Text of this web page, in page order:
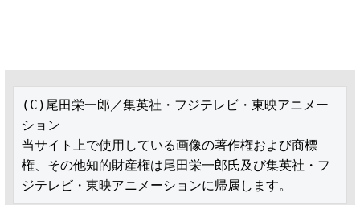
(C)尾田栄一郎／集英社・フジテレビ・東映アニメー
ション
当サイト上で使用している画像の著作権および商標
権、その他知的財産権は尾田栄一郎氏及び集英社・フ
ジテレビ・東映アニメーションに帰属します。